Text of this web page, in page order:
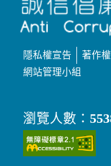
隱私權宣告 著作
網站管理小組
瀏覽人數：